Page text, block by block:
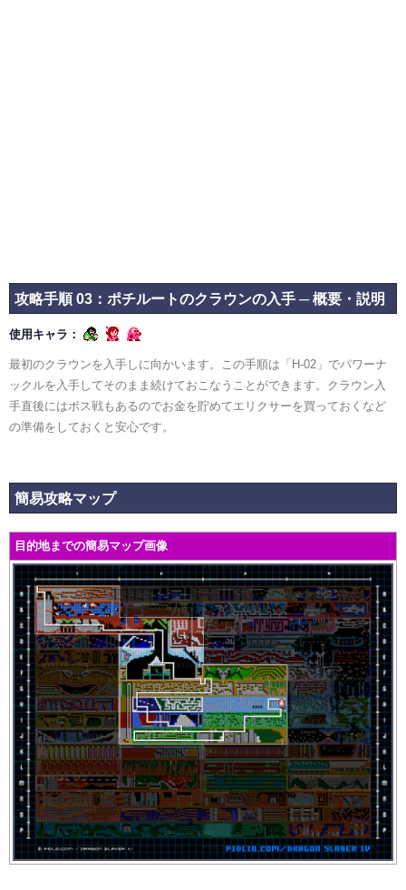
攻略手順 03：ポチルートのクラウンの入手 ─ 概要・説明
使用キャラ：
最初のクラウンを入手しに向かいます。この手順は「H-02」でパワーナ
ックルを入手してそのまま続けておこなうことができます。クラウン入
手直後にはボス戦もあるのでお金を貯めてエリクサーを買っておくなど
の準備をしておくと安心です。
簡易攻略マップ
目的地までの簡易マップ画像